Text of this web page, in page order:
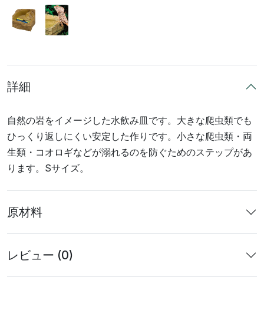
詳細
自然の岩をイメージした水飲み皿です。大きな爬虫類でも
ひっくり返しにくい安定した作りです。小さな爬虫類・両
生類・コオロギなどが溺れるのを防ぐためのステップがあ
ります。Sサイズ。
原材料
レビュー (0)